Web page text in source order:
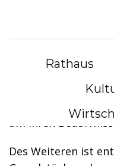
Rathaus
Auswahl des
Bei der Auswahl
sich zunächst
Größe, Lage,
um Ihren
Des Weiteren ist